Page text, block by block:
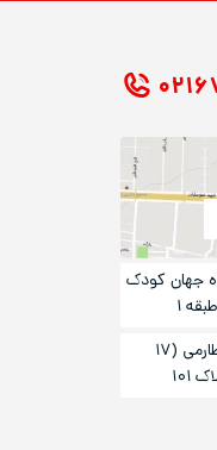
جهان کودک
تهران، شادآباد، خیابان شهید طارمی (۱۷